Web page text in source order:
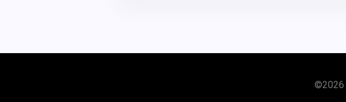
©2026